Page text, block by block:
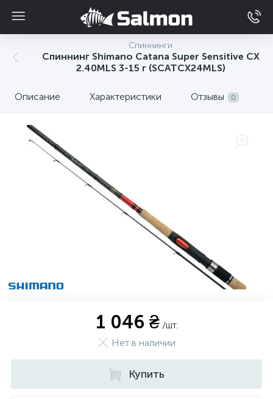
Спиннинги
Спиннинг Shimano Catana Super Sensitive CX
2.40MLS 3-15 г (SCATCX24MLS)
Описание Характеристики Отзывы 0
1 046 ₴ /шт.
Нет в наличии
Купить